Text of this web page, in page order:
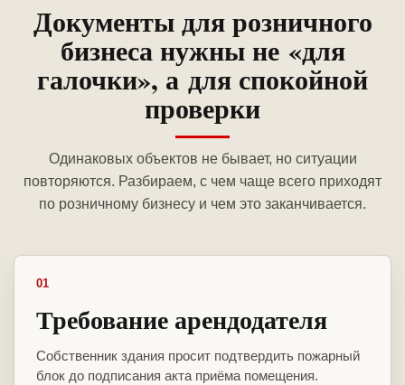
Документы для розничного
бизнеса нужны не «для
галочки», а для спокойной
проверки
Одинаковых объектов не бывает, но ситуации
повторяются. Разбираем, с чем чаще всего приходят
по розничному бизнесу и чем это заканчивается.
01
Требование арендодателя
Собственник здания просит подтвердить пожарный
блок до подписания акта приёма помещения.